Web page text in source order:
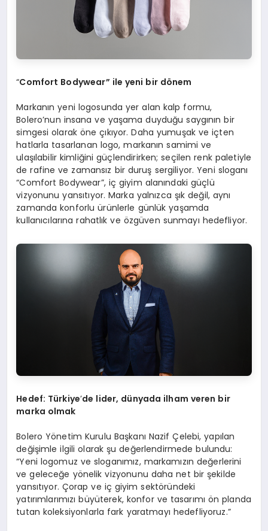
“Comfort Bodywear” ile yeni bir dönem
Markanın yeni logosunda yer alan kalp formu,
Bolero’nun insana ve yaşama duyduğu saygının bir
simgesi olarak öne çıkıyor. Daha yumuşak ve içten
hatlarla tasarlanan logo, markanın samimi ve
ulaşılabilir kimliğini güçlendirirken; seçilen renk paletiyle
de rafine ve zamansız bir duruş sergiliyor. Yeni sloganı
“Comfort Bodywear”, iç giyim alanındaki güçlü
vizyonunu yansıtıyor. Marka yalnızca şık değil, aynı
zamanda konforlu ürünlerle günlük yaşamda
kullanıcılarına rahatlık ve özgüven sunmayı hedefliyor.
Hedef: Türkiye’de lider, dünyada ilham veren bir
marka olmak
Bolero Yönetim Kurulu Başkanı Nazif Çelebi, yapılan
değişimle ilgili olarak şu değerlendirmede bulundu:
“Yeni logomuz ve sloganımız, markamızın değerlerini
ve geleceğe yönelik vizyonunu daha net bir şekilde
yansıtıyor. Çorap ve iç giyim sektöründeki
yatırımlarımızı büyüterek, konfor ve tasarımı ön planda
tutan koleksiyonlarla fark yaratmayı hedefliyoruz.”